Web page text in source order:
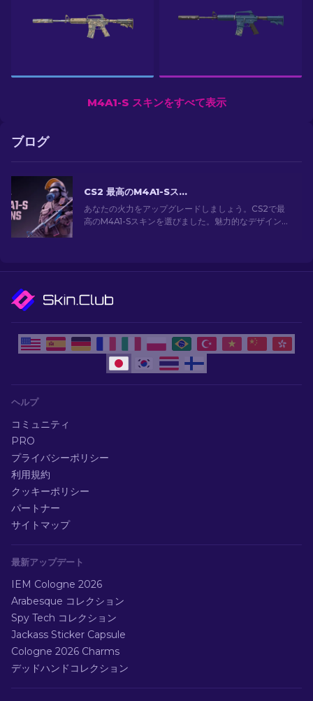
M4A1-S スキンをすべて表示
ブログ
CS2 最高のM4A1-Sスキン [2026]
あなたの火力をアップグレードしましょう。CS2で最
高のM4A1-Sスキンを選びました。魅力的なデザインの
ヘルプ
コミュニティ
PRO
プライバシーポリシー
利用規約
クッキーポリシー
パートナー
サイトマップ
最新アップデート
IEM Cologne 2026
Arabesque コレクション
Spy Tech コレクション
Jackass Sticker Capsule
Cologne 2026 Charms
デッドハンドコレクション